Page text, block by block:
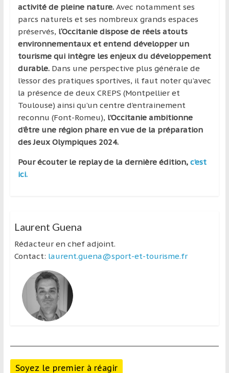
activité de pleine nature.Avec notamment ses
parcs naturels et ses nombreux grands espaces
préservés, l‘Occitanie dispose de réels atouts
environnementaux et entend développer un
tourisme qui intègre les enjeux du développement
durable. Dans une perspective plus générale de
l’essor des pratiques sportives, il faut noter qu’avec
la présence de deux CREPS (Montpellier et
Toulouse) ainsi qu’un centre d’entrainement
reconnu (Font-Romeu), l’Occitanie ambitionne
d’être une région phare en vue de la préparation
des Jeux Olympiques 2024.
Pour écouter le replay de la dernière édition, c’est
ici.
Laurent Guena
Rédacteur en chef adjoint.
Contact: laurent.guena@sport-et-tourisme.fr
Soyez le premier à réagir